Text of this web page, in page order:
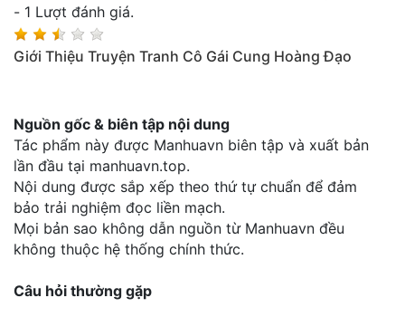
Truyện AI
Truyện Sáng Tác
Tu Tiên
Xuyên Không
Đô Thị
Tin
- 1 Lượt đánh giá.
Giới Thiệu Truyện Tranh Cô Gái Cung Hoàng Đạo
Nguồn gốc & biên tập nội dung
Tác phẩm này được Manhuavn biên tập và xuất bản
lần đầu tại manhuavn.top.
Nội dung được sắp xếp theo thứ tự chuẩn để đảm
bảo trải nghiệm đọc liền mạch.
Mọi bản sao không dẫn nguồn từ Manhuavn đều
không thuộc hệ thống chính thức.
Câu hỏi thường gặp